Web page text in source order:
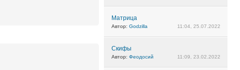
Матрица
Автор: Godzilla 11:04, 25.07.2022
Скифы
Автор: Феодосий 11:09, 23.02.2022